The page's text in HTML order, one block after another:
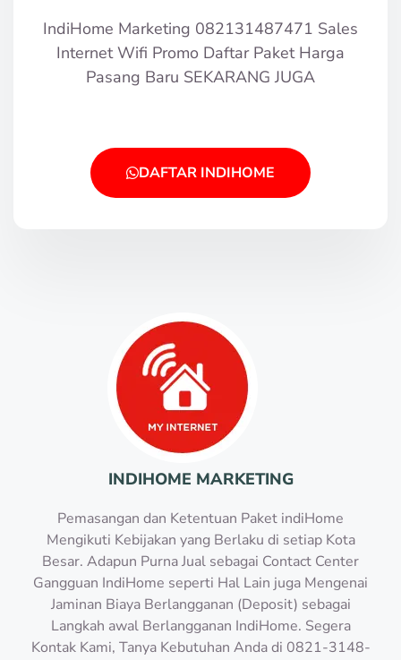
IndiHome Marketing 082131487471 Sales
Internet Wifi Promo Daftar Paket Harga
Pasang Baru SEKARANG JUGA
DAFTAR INDIHOME
INDIHOME MARKETING
Pemasangan dan Ketentuan Paket indiHome
Mengikuti Kebijakan yang Berlaku di setiap Kota
Besar. Adapun Purna Jual sebagai Contact Center
Gangguan IndiHome seperti Hal Lain juga Mengenai
Jaminan Biaya Berlangganan (Deposit) sebagai
Langkah awal Berlangganan IndiHome. Segera
Kontak Kami, Tanya Kebutuhan Anda di 0821-3148-